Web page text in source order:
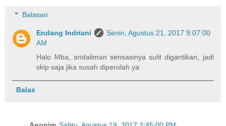
Balasan
Endang Indriani
Senin, Agustus 21, 2017 9:07:00
AM
Halo Mba, andaliman sensasinya sulit digantikan, jadi
skip saja jika susah diperolah ya
Balas